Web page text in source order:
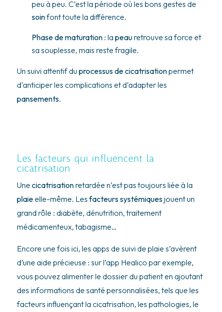
peu à peu. C’est la période où les bons gestes de
soinfont toute la différence.
Phase de maturation: la peauretrouve sa force et
sa souplesse, mais reste fragile.
Un suivi attentif du processus de cicatrisationpermet
d’anticiper les complications et d’adapter les
pansements.
Les facteurs qui influencent la
cicatrisation
Une cicatrisationretardée n’est pas toujours liée à la
plaieelle-même. Lesfacteurs systémiquesjouent un
grand rôle : diabète, dénutrition, traitement
médicamenteux, tabagisme…
Encore une fois ici, les apps de suivi de plaie s’avèrent
d’une aide précieuse : sur l’app Healico par exemple,
vous pouvez alimenter le dossier du patient en ajoutant
des informations de santé personnalisées, tels que les
facteurs influençant la cicatrisation, les pathologies, le